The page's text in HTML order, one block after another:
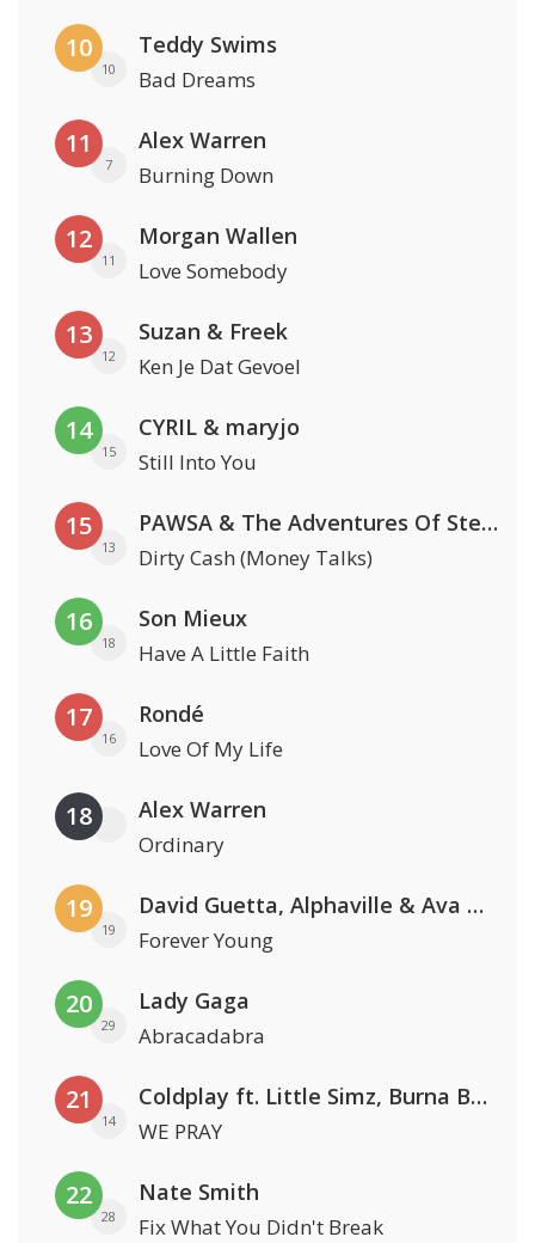
10
10
Teddy Swims
Bad Dreams
11
7
Alex Warren
Burning Down
12
11
Morgan Wallen
Love Somebody
13
12
Suzan & Freek
Ken Je Dat Gevoel
14
15
CYRIL & maryjo
Still Into You
15
13
PAWSA & The Adventures Of Stevie V
Dirty Cash (Money Talks)
16
18
Son Mieux
Have A Little Faith
17
16
Rondé
Love Of My Life
18 Alex Warren
Ordinary
19
19
David Guetta, Alphaville & Ava Max
Forever Young
20
29
Lady Gaga
Abracadabra
21
14
Coldplay ft. Little Simz, Burna Boy, Elyanna & Tini
WE PRAY
22
28
Nate Smith
Fix What You Didn't Break